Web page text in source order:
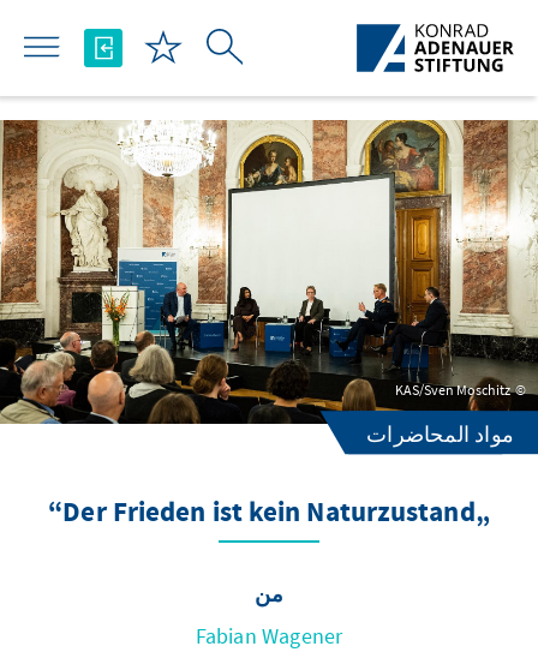
تخطي إلى المحتوى الرئيسي
KAS/Sven Moschitz
مواد المحاضرات
„Der Frieden ist kein Naturzustand“
من
Fabian Wagener